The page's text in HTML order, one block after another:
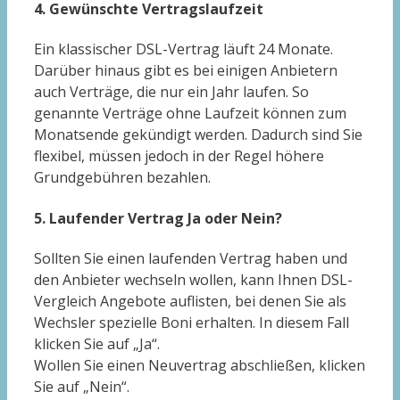
4. Gewünschte Vertragslaufzeit
Ein klassischer DSL-Vertrag läuft 24 Monate.
Darüber hinaus gibt es bei einigen Anbietern
auch Verträge, die nur ein Jahr laufen. So
genannte Verträge ohne Laufzeit können zum
Monatsende gekündigt werden. Dadurch sind Sie
flexibel, müssen jedoch in der Regel höhere
Grundgebühren bezahlen.
5. Laufender Vertrag Ja oder Nein?
Sollten Sie einen laufenden Vertrag haben und
den Anbieter wechseln wollen, kann Ihnen DSL-
Vergleich Angebote auflisten, bei denen Sie als
Wechsler spezielle Boni erhalten. In diesem Fall
klicken Sie auf „Ja“.
Wollen Sie einen Neuvertrag abschließen, klicken
Sie auf „Nein“.